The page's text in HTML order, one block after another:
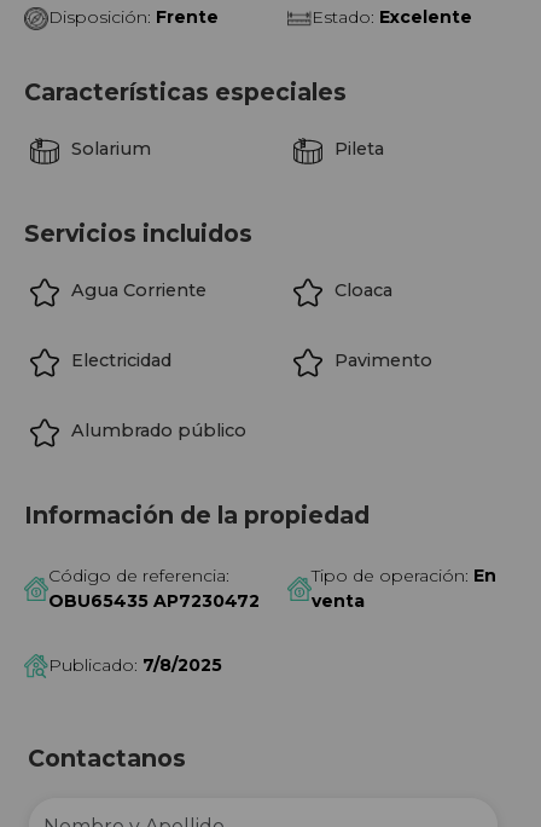
Disposición: Frente Estado: Excelente
Características especiales
Solarium Pileta
Servicios incluidos
Agua Corriente Cloaca
Electricidad Pavimento
Alumbrado público
Información de la propiedad
Código de referencia:
OBU65435 AP7230472
Tipo de operación: En
venta
Publicado: 7/8/2025
Contactanos